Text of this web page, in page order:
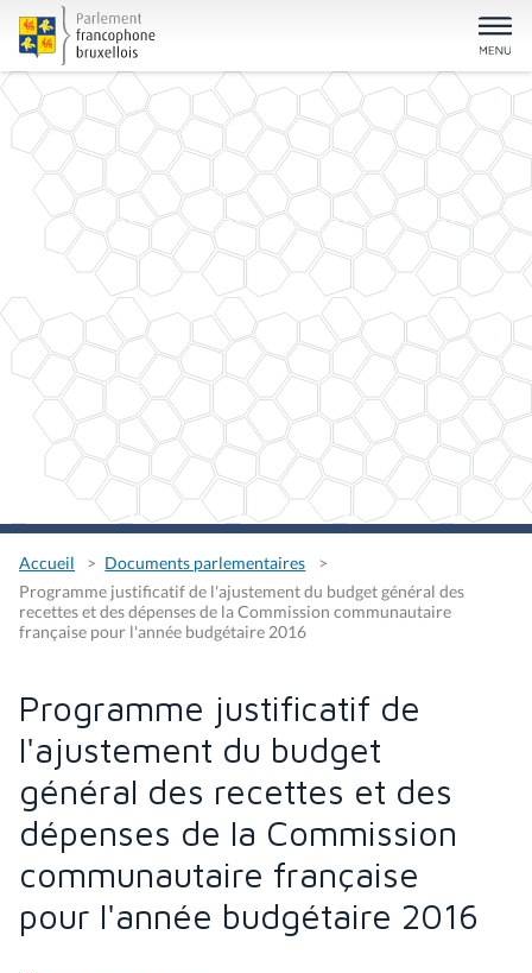
Accueil
Documents parlementaires
Programme justificatif de l'ajustement du budget général des
recettes et des dépenses de la Commission communautaire
française pour l'année budgétaire 2016
Programme justificatif de
l'ajustement du budget
général des recettes et des
dépenses de la Commission
communautaire française
pour l'année budgétaire 2016